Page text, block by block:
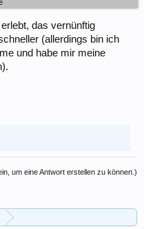
das vernünftig
(allerdings bin ich
und habe mir meine
um eine Antwort erstellen zu können.)